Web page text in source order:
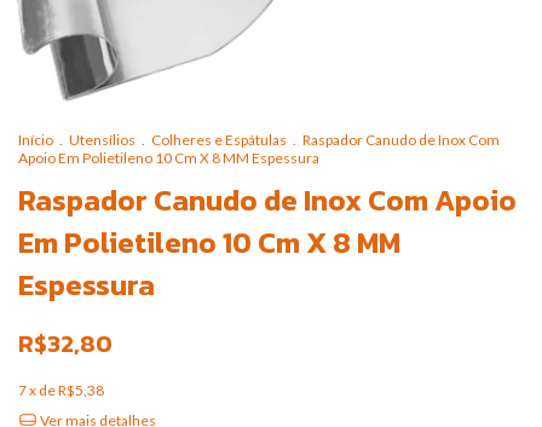
Início Utensílios Colheres e Espátulas
Raspador Canudo de Inox Com
Apoio Em Polietileno 10 Cm X 8 MM Espessura
Raspador Canudo de Inox Com Apoio
Em Polietileno 10 Cm X 8 MM
Espessura
R$32,80
7x deR$5,38
Ver mais detalhes